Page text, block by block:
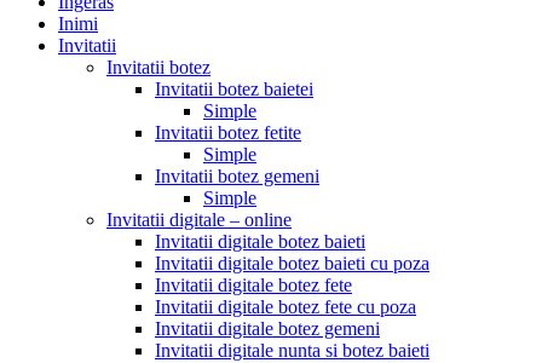
Inimi
Invitatii
Invitatii botez
Invitatii botez baietei
Simple
Invitatii botez fetite
Simple
Invitatii botez gemeni
Simple
Invitatii digitale – online
Invitatii digitale botez baieti
Invitatii digitale botez baieti cu poza
Invitatii digitale botez fete
Invitatii digitale botez fete cu poza
Invitatii digitale botez gemeni
Invitatii digitale nunta si botez baieti